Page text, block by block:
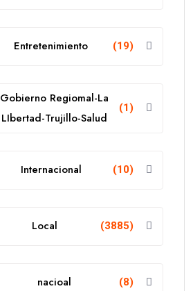
Entretenimiento (19)
Gobierno Regiomal-La
LIbertad-Trujillo-Salud
(1)
Internacional (10)
Local (3885)
nacioal (8)